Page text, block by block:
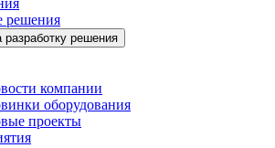
решения
разработку решения
компании
оборудования
проекты